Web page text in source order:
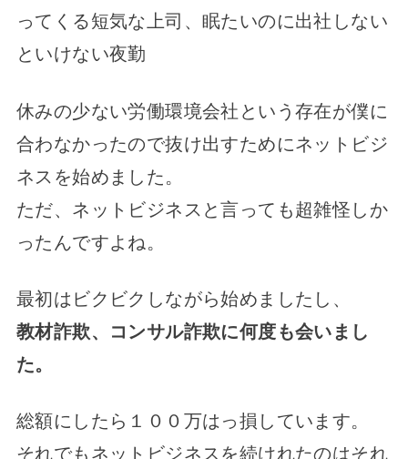
ってくる短気な上司、眠たいのに出社しない
といけない夜勤
休みの少ない労働環境会社という存在が僕に
合わなかったので抜け出すためにネットビジ
ネスを始めました。
ただ、ネットビジネスと言っても超雑怪しか
ったんですよね。
最初はビクビクしながら始めましたし、
教材詐欺、コンサル詐欺に何度も会いまし
た。
総額にしたら１００万はっ損しています。
それでもネットビジネスを続けれたのはそれ